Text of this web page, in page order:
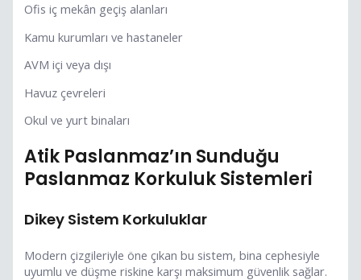
Ofis iç mekân geçiş alanları
Kamu kurumları ve hastaneler
AVM içi veya dışı
Havuz çevreleri
Okul ve yurt binaları
Atik Paslanmaz’ın Sunduğu
Paslanmaz Korkuluk Sistemleri
Dikey Sistem Korkuluklar
Modern çizgileriyle öne çıkan bu sistem, bina cephesiyle
uyumlu ve düşme riskine karşı maksimum güvenlik sağlar.